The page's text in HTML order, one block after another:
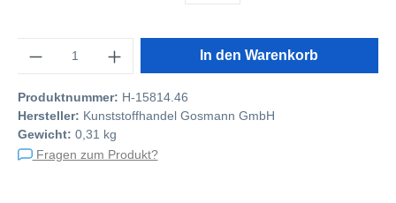
In den Warenkorb
Produktnummer: H-15814.46
Hersteller: Kunststoffhandel Gosmann GmbH
Gewicht: 0,31 kg
Fragen zum Produkt?